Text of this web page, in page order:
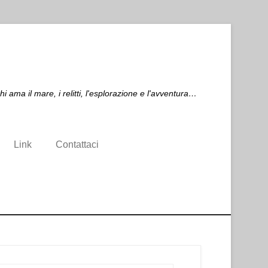
il mare, i relitti, l'esplorazione e l'avventura…
Link Contattaci